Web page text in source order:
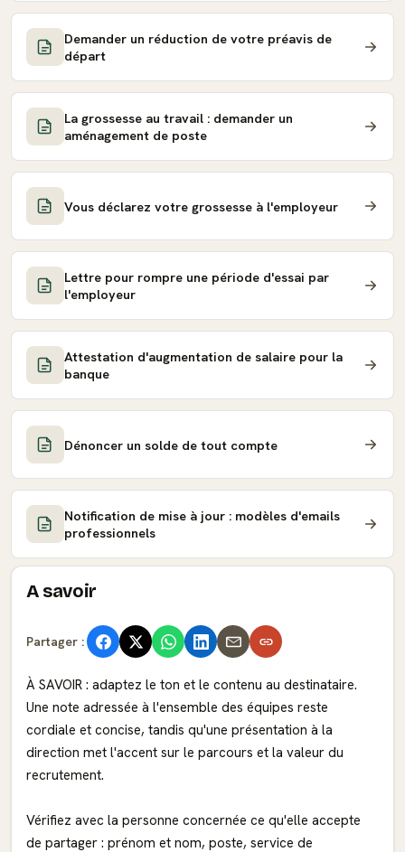
Demander un réduction de votre préavis de
départ
La grossesse au travail : demander un
aménagement de poste
Vous déclarez votre grossesse à l'employeur
Lettre pour rompre une période d'essai par
l'employeur
Attestation d'augmentation de salaire pour la
banque
Dénoncer un solde de tout compte
Notification de mise à jour : modèles d'emails
professionnels
A savoir
Partager :
À SAVOIR : adaptez le ton et le contenu au destinataire.
Une note adressée à l'ensemble des équipes reste
cordiale et concise, tandis qu'une présentation à la
direction met l'accent sur le parcours et la valeur du
recrutement.
Vérifiez avec la personne concernée ce qu'elle accepte
de partager : prénom et nom, poste, service de